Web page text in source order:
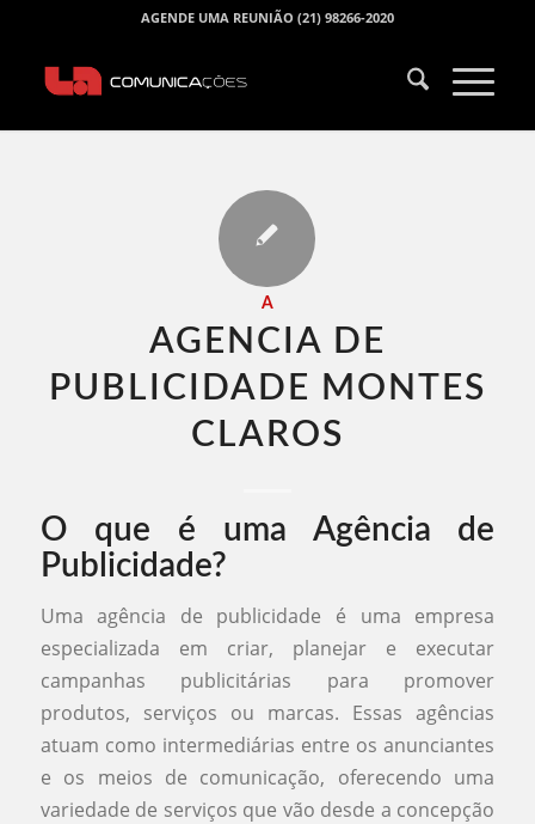
AGENDE UMA REUNIÃO (21) 98266-2020
A
AGENCIA DE
PUBLICIDADE MONTES
CLAROS​
O que é uma Agência de
Publicidade?
Uma agência de publicidade é uma empresa
especializada em criar, planejar e executar
campanhas publicitárias para promover
produtos, serviços ou marcas. Essas agências
atuam como intermediárias entre os anunciantes
e os meios de comunicação, oferecendo uma
variedade de serviços que vão desde a concepção